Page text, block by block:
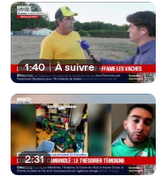
1:40 | À suivre
2:31